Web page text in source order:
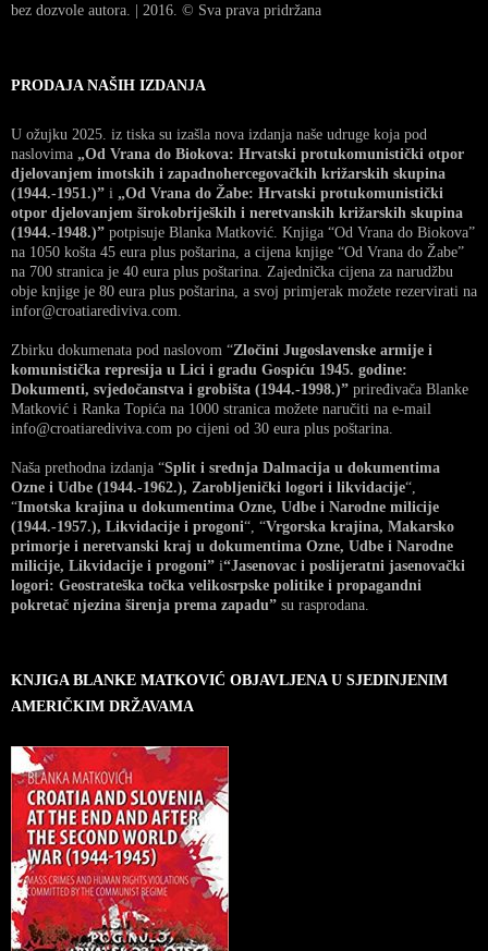
bez dozvole autora. | 2016. © Sva prava pridržana
PRODAJA NAŠIH IZDANJA
U ožujku 2025. iz tiska su izašla nova izdanja naše udruge koja pod
naslovima „Od Vrana do Biokova: Hrvatski protukomunistički otpor
djelovanjem imotskih i zapadnohercegovačkih križarskih skupina
(1944.-1951.)” i „Od Vrana do Žabe: Hrvatski protukomunistički
otpor djelovanjem širokobrijeških i neretvanskih križarskih skupina
(1944.-1948.)” potpisuje Blanka Matković. Knjiga “Od Vrana do Biokova”
na 1050 košta 45 eura plus poštarina, a cijena knjige “Od Vrana do Žabe”
na 700 stranica je 40 eura plus poštarina. Zajednička cijena za narudžbu
obje knjige je 80 eura plus poštarina, a svoj primjerak možete rezervirati na
infor@croatiarediviva.com.
Zbirku dokumenata pod naslovom “Zločini Jugoslavenske armije i
komunistička represija u Lici i gradu Gospiću 1945. godine:
Dokumenti, svjedočanstva i grobišta (1944.-1998.)” priređivača Blanke
Matković i Ranka Topića na 1000 stranica možete naručiti na e-mail
info@croatiarediviva.com po cijeni od 30 eura plus poštarina.
Naša prethodna izdanja “Split i srednja Dalmacija u dokumentima
Ozne i Udbe (1944.-1962.), Zarobljenički logori i likvidacije“,
“Imotska krajina u dokumentima Ozne, Udbe i Narodne milicije
(1944.-1957.), Likvidacije i progoni“, “Vrgorska krajina, Makarsko
primorje i neretvanski kraj u dokumentima Ozne, Udbe i Narodne
milicije, Likvidacije i progoni” i“Jasenovac i poslijeratni jasenovački
logori: Geostrateška točka velikosrpske politike i propagandni
pokretač njezina širenja prema zapadu” su rasprodana.
KNJIGA BLANKE MATKOVIĆ OBJAVLJENA U SJEDINJENIM
AMERIČKIM DRŽAVAMA